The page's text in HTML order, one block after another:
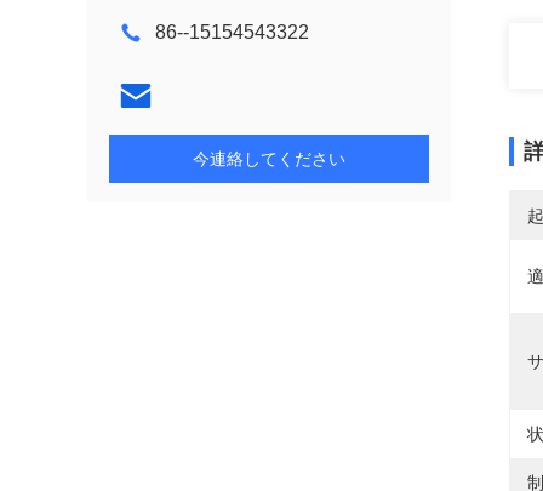
86--15154543322
今連絡してください